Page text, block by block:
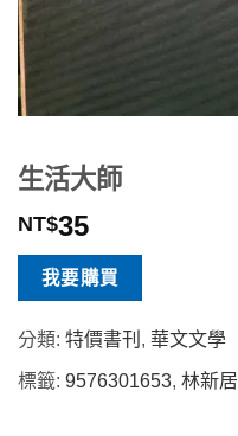
生活大師
NT$35
我要購買
分類: 特價書刊 , 華文文學
標籤: 9576301653, 林新居